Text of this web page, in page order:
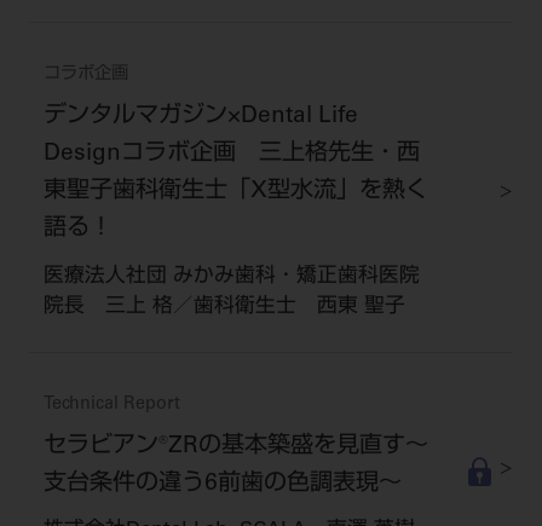
コラボ企画
デンタルマガジン×Dental Life
Designコラボ企画 三上格先生・西
東聖子歯科衛生士「X型水流」を熱く
語る！
医療法人社団 みかみ歯科・矯正歯科医院
院長 三上 格／歯科衛生士 西東 聖子
Technical Report
セラビアン®ZRの基本築盛を見直す～
支台条件の違う6前歯の色調表現～